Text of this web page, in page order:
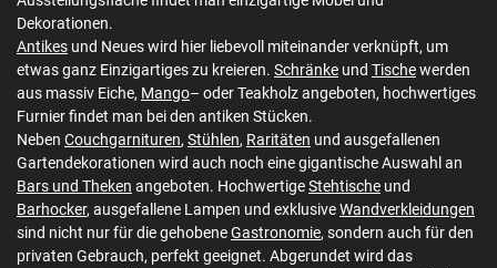
Dekorationen.
Antikes und Neues wird hier liebevoll miteinander verknüpft, um
etwas ganz Einzigartiges zu kreieren. Schränke und Tischewerden
aus massiv Eiche, Mango– oder Teakholz angeboten, hochwertiges
Furnier findet man bei den antiken Stücken.
Neben Couchgarnituren, Stühlen, Raritäten und ausgefallenen
Gartendekorationen wird auch noch eine gigantische Auswahl an
Bars und Theken angeboten. HochwertigeStehtische und
Barhocker, ausgefallene Lampen und exklusiveWandverkleidungen
sind nicht nur für die gehobeneGastronomie, sondern auch für den
privaten Gebrauch, perfekt geeignet. Abgerundet wird das